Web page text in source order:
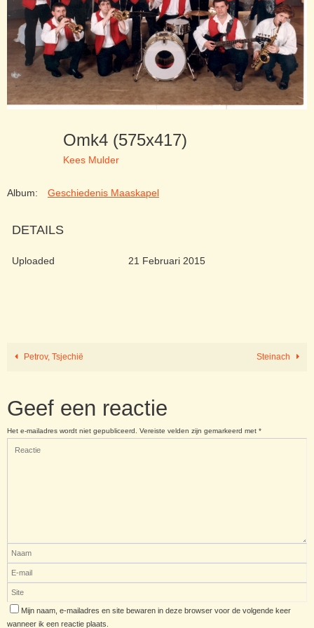
Omk4 (575x417)
Kees Mulder
Album: Geschiedenis Maaskapel
DETAILS
Uploaded 21 Februari 2015
Petrov, Tsjechië Steinach
Geef een reactie
Het e-mailadres wordt niet gepubliceerd. Vereiste velden zijn gemarkeerd met *
Mijn naam, e-mailadres en site bewaren in deze browser voor de volgende keer
wanneer ik een reactie plaats.